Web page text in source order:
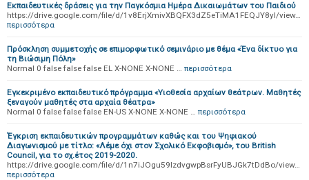
Εκπαιδευτικές δράσεις για την Παγκόσμια Ημέρα Δικαιωμάτων του Παιδιού
https://drive.google.com/file/d/1v8ErjXmivXBQFX3dZ5eTiMA1FEQJY8yI/view…
περισσότερα
Πρόσκληση συμμετοχής σε επιμορφωτικό σεμινάριο με θέμα «Ένα δίκτυο για
τη Βιώσιμη Πόλη»
Normal 0 false false false EL X-NONE X-NONE … περισσότερα
Εγκεκριμένο εκπαιδευτικό πρόγραμμα «Υιοθεσία αρχαίων θεάτρων. Μαθητές
ξεναγούν μαθητές στα αρχαία θέατρα»
Normal 0 false false false EN-US X-NONE X-NONE … περισσότερα
Έγκριση εκπαιδευτικών προγραμμάτων καθώς και του Ψηφιακού
Διαγωνισμού με τίτλο: «Λέμε όχι στον Σχολικό Εκφοβισμό», του British
Council, για το σχ.έτος 2019-2020.
https://drive.google.com/file/d/1n7iJOgu59lzdvgwpBsrFyUBJGk7tDdBo/view…
περισσότερα